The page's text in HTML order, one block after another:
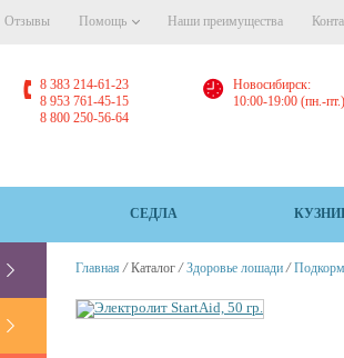
Отзывы Помощь Наши преимущества
8 383 214-61-23
8 953 761-45-15
8 800 250-56-64
Новосибирск:
10:00-19:00 (пн.-пт.)
СЕДЛА
Главная / Каталог / Здоровье лошади /